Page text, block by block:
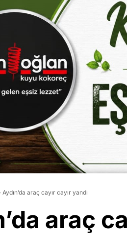
Aydın’da araç cayır cayır yandı
araç